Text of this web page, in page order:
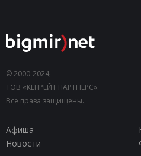
© 2000-2024,
ТОВ «КЕПРЕЙТ ПАРТНЕРС».
Все права защищены.
Афиша
Новости